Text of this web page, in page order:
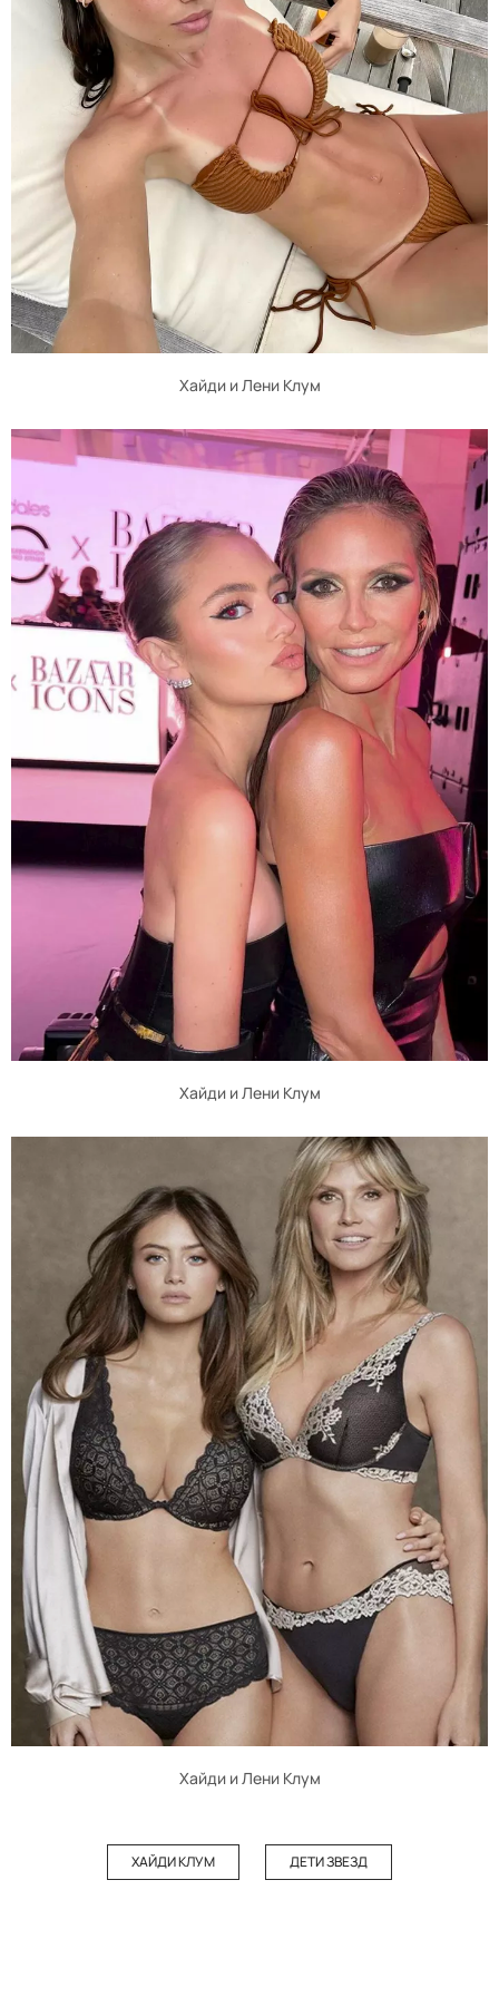
Хайди и Лени Клум
Хайди и Лени Клум
Хайди и Лени Клум
ХАЙДИ КЛУМ ДЕТИ ЗВЕЗД